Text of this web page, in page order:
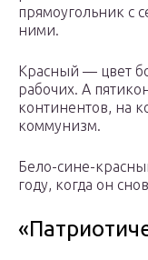
прямоугольник с
ними.
Красный — цвет
рабочих. А
континентов, на
коммунизм.
Бело-сине-
году, когда он